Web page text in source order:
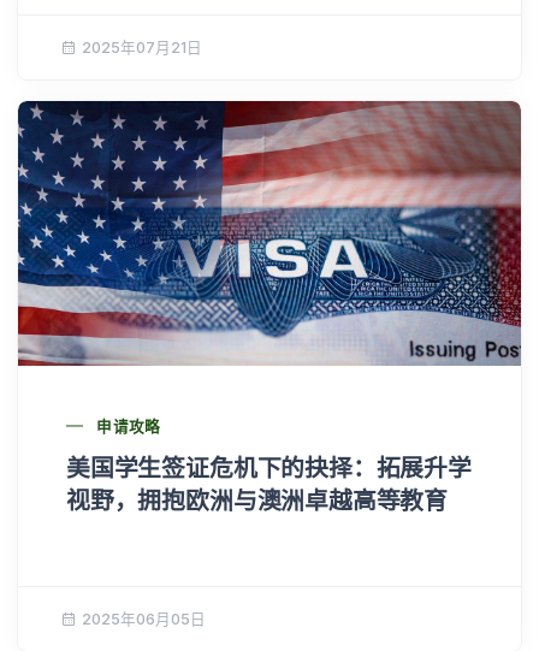
2025年07月21日
申请攻略
美国学生签证危机下的抉择：拓展升学
视野，拥抱欧洲与澳洲卓越高等教育
2025年06月05日